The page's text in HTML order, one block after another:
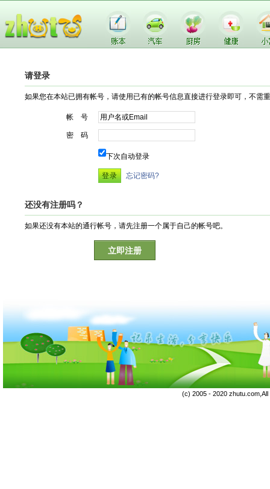
请登录
如果您在本站已拥有帐号，请使用已有的帐号信息直接进行登录即可，不需
帐 号
密 码
下次自动登录
忘记密码?
还没有注册吗？
如果还没有本站的通行帐号，请先注册一个属于自己的帐号吧。
立即注册
(c) 2005 - 2020